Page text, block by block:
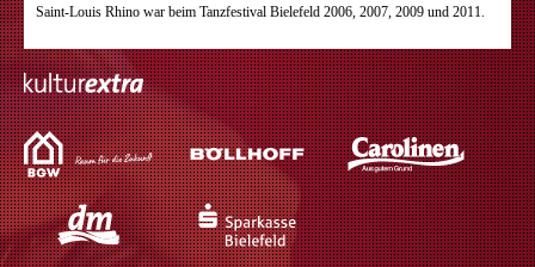
Saint-Louis Rhino war beim Tanzfestival Bielefeld 2006, 2007, 2009 und 2011.